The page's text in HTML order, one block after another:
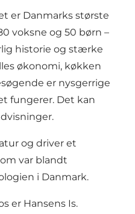
er Danmarks største
voksne og 50 børn –
historie og stærke
økonomi, køkken
er nysgerrige
fungerer. Det kan
og driver et
var blandt
i Danmark.
er Hansens Is.